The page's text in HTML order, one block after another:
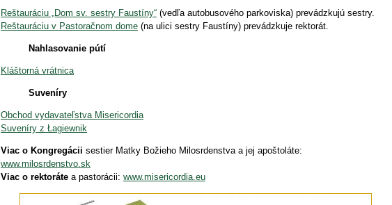
Reštauráciu „Dom sv. sestry Faustíny“ (vedľa autobusového parkoviska) prevádzkujú sestry.
Reštauráciu v Pastoračnom dome (na ulici sestry Faustíny) prevádzkuje rektorát.
Nahlasovanie pútí
Kláštorná vrátnica
Suveníry
Obchod vydavateľstva Misericordia
Suveníry z Łagiewnik
Viac o Kongregácii sestier Matky Božieho Milosrdenstva a jej apoštoláte:
www.milosrdenstvo.sk
Viac o rektoráte a pastorácii: www.misericordia.eu